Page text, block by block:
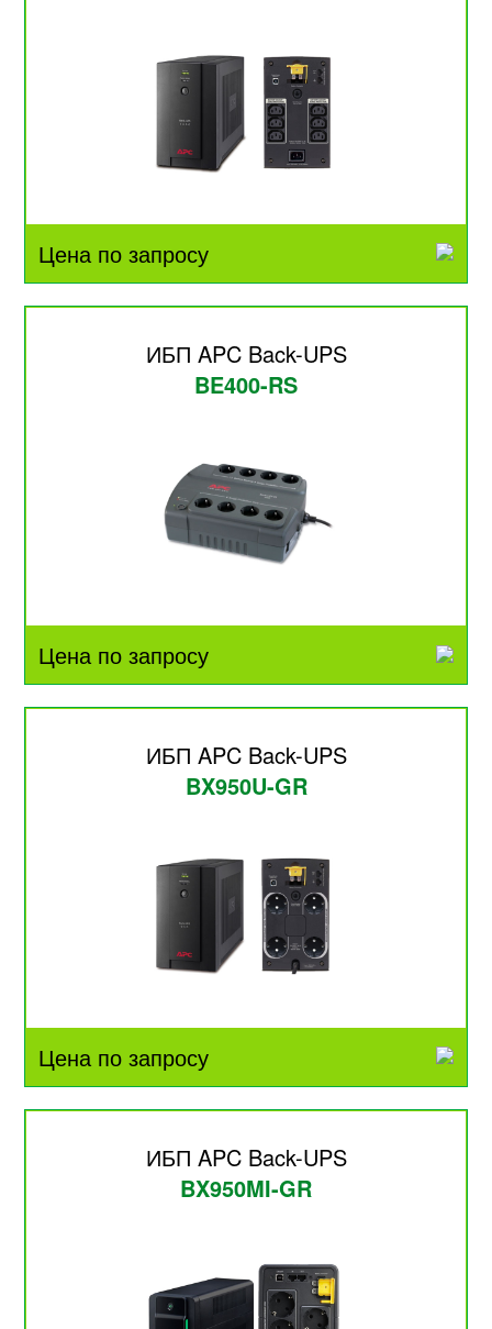
Цена по запросу
ИБП APC Back-UPS
BE400-RS
Цена по запросу
ИБП APC Back-UPS
BX950U-GR
Цена по запросу
ИБП APC Back-UPS
BX950MI-GR